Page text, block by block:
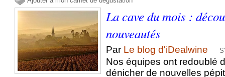
La cave du mois :
nouveautés
Par Le blog d'iDealwine
Nos équipes ont redoublé
dénicher de nouvelles